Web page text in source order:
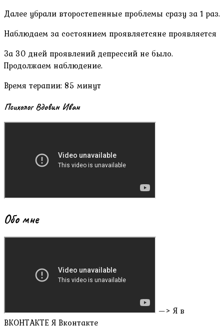
Далее убрали второстепенные проблемы сразу за 1 раз.
Наблюдаем за состоянием проявляетсяне проявляется
За 30 дней проявлений депрессий не было.
Продолжаем наблюдение.
Время терапии: 85 минут
Психолог Вдовин Иван
Обо мне
—> Я в
ВКОНТАКТЕ Я Вконтакте